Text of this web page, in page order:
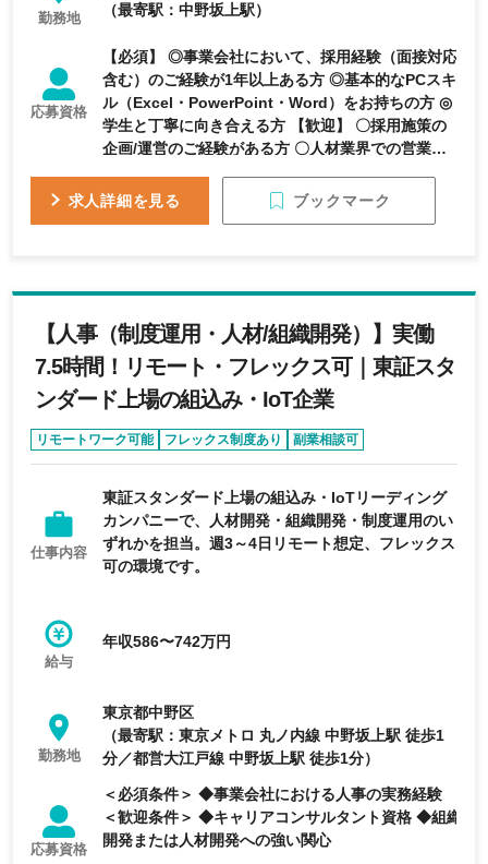
勤務地
（最寄駅：中野坂上駅）
応募資格
【必須】 ◎事業会社において、採用経験（面接対応
含む）のご経験が1年以上ある方 ◎基本的なPCスキ
ル（Excel・PowerPoint・Word）をお持ちの方 ◎
学生と丁寧に向き合える方 【歓迎】 〇採用施策の
企画/運営のご経験がある方 〇人材業界での営業経
求人詳細を見る
ブックマーク
【人事（制度運用・人材/組織開発）】実働
7.5時間！リモート・フレックス可｜東証スタ
ンダード上場の組込み・IoT企業
リモートワーク可能 フレックス制度あり
副業相談可
時短勤務あり
服装自由
仕事内容
東証スタンダード上場の組込み・IoTリーディング
カンパニーで、人材開発・組織開発・制度運用のい
ずれかを担当。週3～4日リモート想定、フレックス
可の環境です。
給与
年収586〜742万円
勤務地
東京都中野区
（最寄駅：東京メトロ 丸ノ内線 中野坂上駅 徒歩1
分／都営大江戸線 中野坂上駅 徒歩1分）
応募資格
＜必須条件＞ ◆事業会社における人事の実務経験
＜歓迎条件＞ ◆キャリアコンサルタント資格 ◆組織
開発または人材開発への強い関心